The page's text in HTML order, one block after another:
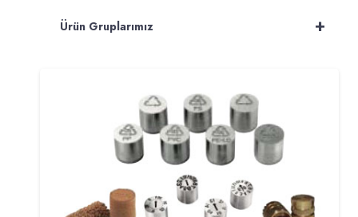
+
Ürün Gruplarımız